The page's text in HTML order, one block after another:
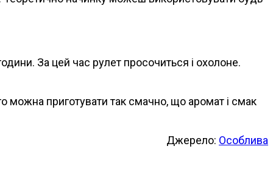
За цей час рулет просочиться і охолоне.
можна приготувати так смачно, що аромат і смак
Джерело: Особлива